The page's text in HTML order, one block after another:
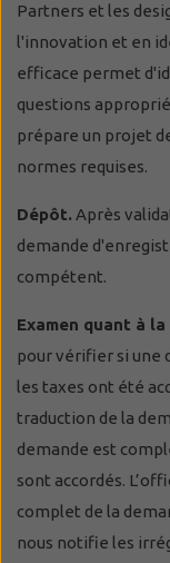
Partners et les
l'innovation et en
efficace permet
questions
prépare un projet
normes requises.
Dépôt. Après
demande
compétent.
Examen quant à
pour vérifier si une
les taxes ont été
traduction de la
demande est
sont accordés.
complet de la
nous notifie les